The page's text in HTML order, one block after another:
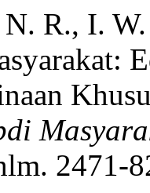
R., I. W.
2471-